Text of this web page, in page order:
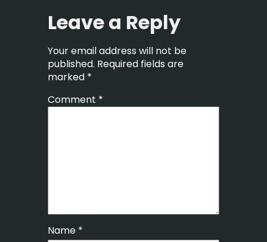
Leave a Reply
Your email address will not be
published. Required fields are
marked *
Comment *
Name *